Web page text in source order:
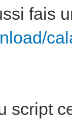
fais
script